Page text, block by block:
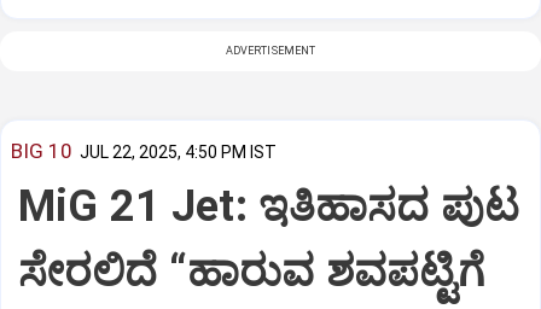
ADVERTISEMENT
BIG 10 JUL 22, 2025, 4:50 PM IST
MiG 21 Jet: ಇತಿಹಾಸದ ಪುಟ
ಸೇರಲಿದೆ “ಹಾರುವ ಶವಪಟ್ಟಿಗೆ